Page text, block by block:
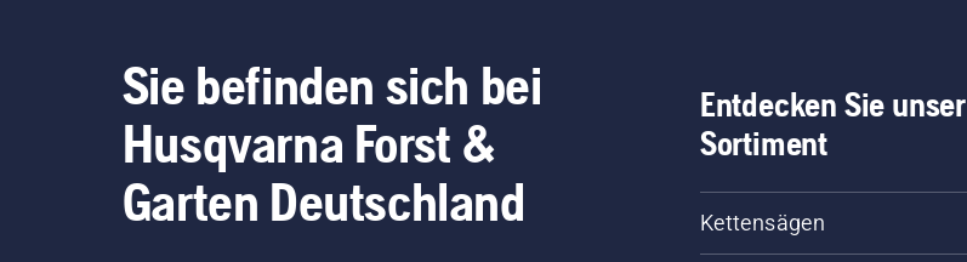
Sie befinden sich bei
Husqvarna Forst &
Garten Deutschland
Entdecken Sie unser
Sortiment
Kettensägen